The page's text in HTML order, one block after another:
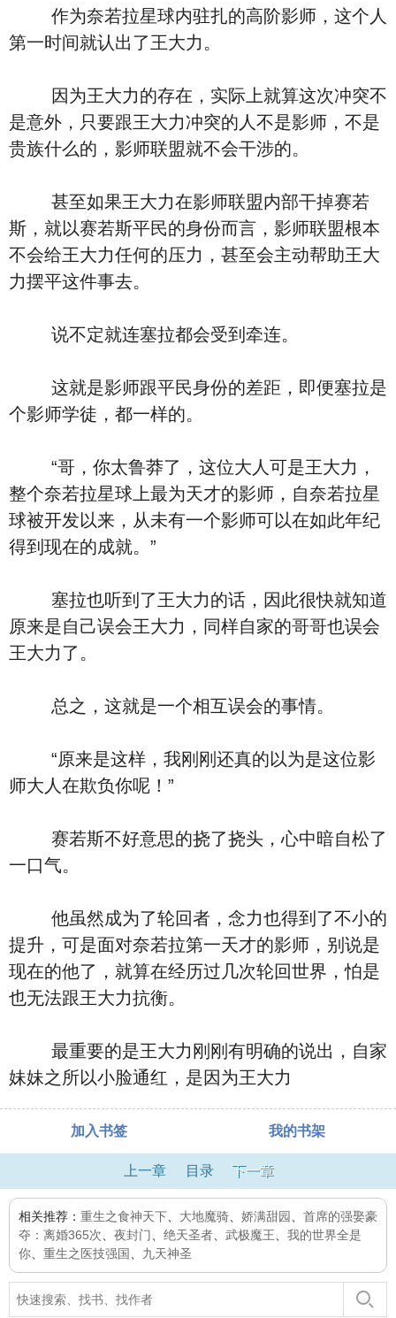
作为奈若拉星球内驻扎的高阶影师，这个人
第一时间就认出了王大力。
因为王大力的存在，实际上就算这次冲突不
是意外，只要跟王大力冲突的人不是影师，不是
贵族什么的，影师联盟就不会干涉的。
甚至如果王大力在影师联盟内部干掉赛若
斯，就以赛若斯平民的身份而言，影师联盟根本
不会给王大力任何的压力，甚至会主动帮助王大
力摆平这件事去。
说不定就连塞拉都会受到牵连。
这就是影师跟平民身份的差距，即便塞拉是
个影师学徒，都一样的。
“哥，你太鲁莽了，这位大人可是王大力，
整个奈若拉星球上最为天才的影师，自奈若拉星
球被开发以来，从未有一个影师可以在如此年纪
得到现在的成就。”
塞拉也听到了王大力的话，因此很快就知道
原来是自己误会王大力，同样自家的哥哥也误会
王大力了。
总之，这就是一个相互误会的事情。
“原来是这样，我刚刚还真的以为是这位影
师大人在欺负你呢！”
赛若斯不好意思的挠了挠头，心中暗自松了
一口气。
他虽然成为了轮回者，念力也得到了不小的
提升，可是面对奈若拉第一天才的影师，别说是
现在的他了，就算在经历过几次轮回世界，怕是
也无法跟王大力抗衡。
最重要的是王大力刚刚有明确的说出，自家
妹妹之所以小脸通红，是因为王大力
加入书签 我的书架
上一章 目录 下一章
相关推荐： 重生之食神天下 大地魔骑 娇满甜园
首席的强娶豪
夺：离婚365次
夜封门 绝天圣者 武极魔王
我的世界全是
你
重生之医技强国 九天神圣